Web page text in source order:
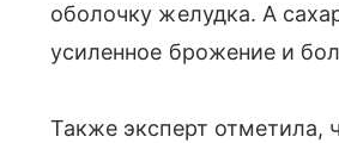
оболочку желудка. А
усиленное брожение и
Также эксперт отметила,